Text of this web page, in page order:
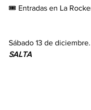
🎟️ Entradas en La
Sábado 13 de diciembre.
SALTA